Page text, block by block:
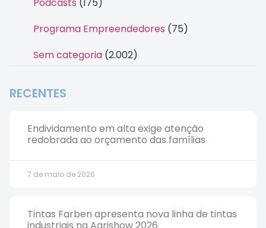
Programa Empreendedores (75)
Sem categoria (2.002)
RECENTES
Endividamento em alta exige atenção
redobrada ao orçamento das famílias
7 de maio de 2026
Tintas Farben apresenta nova linha de tintas